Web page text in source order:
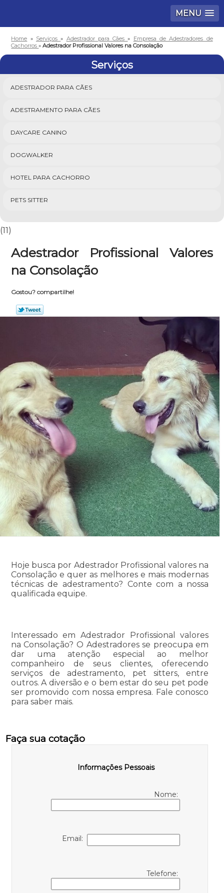
MENU
Home » Serviços» Adestrador para Cães» Empresa de Adestradores de
Cachorros»Adestrador Profissional Valores na Consolação
Serviços
ADESTRADOR PARA CÃES
ADESTRAMENTO PARA CÃES
DAYCARE CANINO
DOGWALKER
HOTEL PARA CACHORRO
PETS SITTER
(11)
Adestrador Profissional Valores
na Consolação
Gostou? compartilhe!
Hoje busca por Adestrador Profissional valores na
Consolação e quer as melhores e mais modernas
técnicas de adestramento? Conte com a nossa
qualificada equipe.
Interessado em Adestrador Profissional valores
na Consolação? O Adestradores se preocupa em
dar uma atenção especial ao melhor
companheiro de seus clientes, oferecendo
serviços de adestramento, pet sitters, entre
outros. A diversão e o bem estar do seu pet pode
ser promovido com nossa empresa. Fale conosco
para saber mais.
Faça sua cotação
Informações Pessoais
Nome:
Email:
Telefone: